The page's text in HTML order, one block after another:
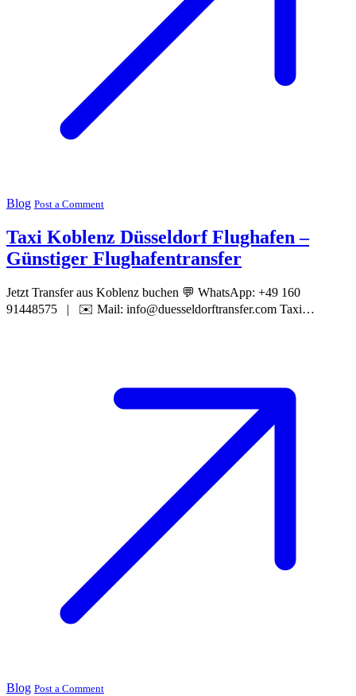
Blog Post a Comment
Taxi Koblenz Düsseldorf Flughafen –
Günstiger Flughafentransfer
Jetzt Transfer aus Koblenz buchen 💬 WhatsApp: +49 160
91448575 | ✉️ Mail: info@duesseldorftransfer.com Taxi…
Blog Post a Comment